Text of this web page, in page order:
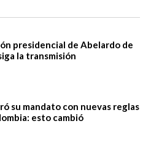
presidencial de Abelardo de
la transmisión
su mandato con nuevas reglas
esto cambió